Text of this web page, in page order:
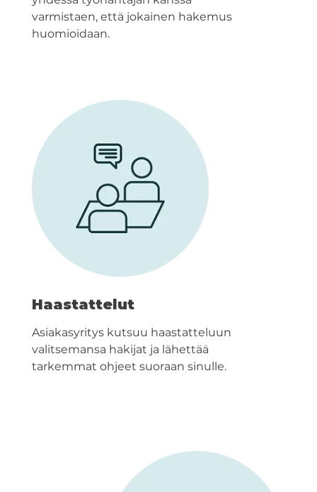
varmistaen, että jokainen hakemus
huomioidaan.
Haastattelut
Asiakasyritys kutsuu haastatteluun
valitsemansa hakijat ja lähettää
tarkemmat ohjeet suoraan sinulle.